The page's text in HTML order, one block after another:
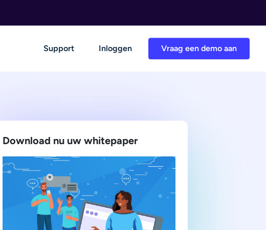
Vraag een demo aan
Support Inloggen
Download nu uw whitepaper